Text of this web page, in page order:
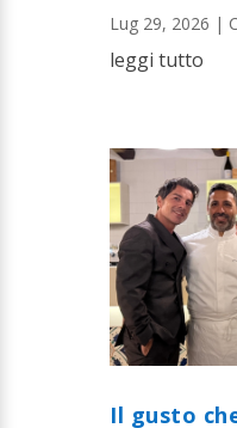
Lug 29, 2026 |
leggi tutto
Il gusto